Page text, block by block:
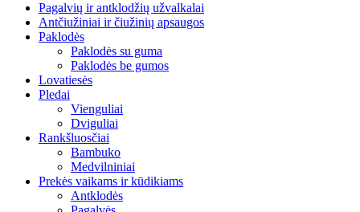
Pagalvių ir antklodžių užvalkalai
Antčiužiniai ir čiužinių apsaugos
Paklodės
Paklodės su guma
Paklodės be gumos
Lovatiesės
Pledai
Vienguliai
Dviguliai
Rankšluosčiai
Bambuko
Medvilniniai
Prekės vaikams ir kūdikiams
Antklodės